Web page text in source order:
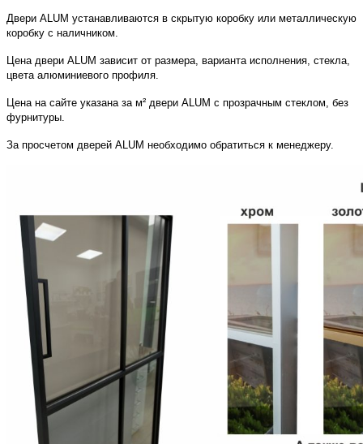
Двери ALUM устанавливаются в скрытую коробку или металлическую
коробку с наличником.
Цена двери ALUM зависит от размера, варианта исполнения, стекла,
цвета алюминиевого профиля.
Цена на сайте указана за м² двери ALUM с прозрачным стеклом, без
фурнитуры.
За просчетом дверей ALUM необходимо обратиться к менеджеру.